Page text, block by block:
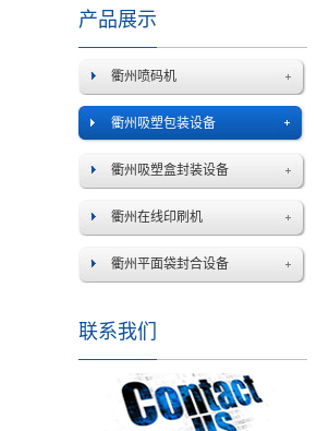
产品展示
衢州喷码机
衢州吸塑包装设备
衢州吸塑盒封装设备
衢州在线印刷机
衢州平面袋封合设备
联系我们